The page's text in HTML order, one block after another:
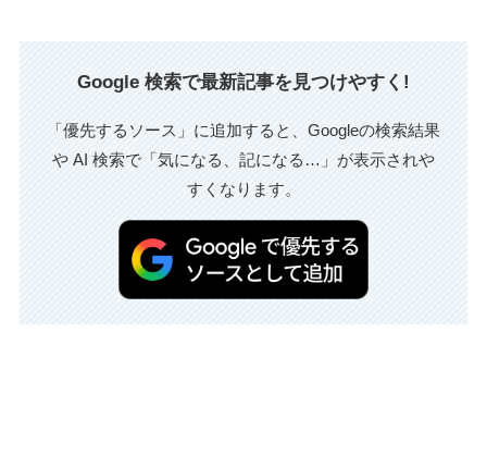
Google 検索で最新記事を見つけやすく!
「優先するソース」に追加すると、Googleの検索結果
や AI 検索で「気になる、記になる…」が表示されや
すくなります。